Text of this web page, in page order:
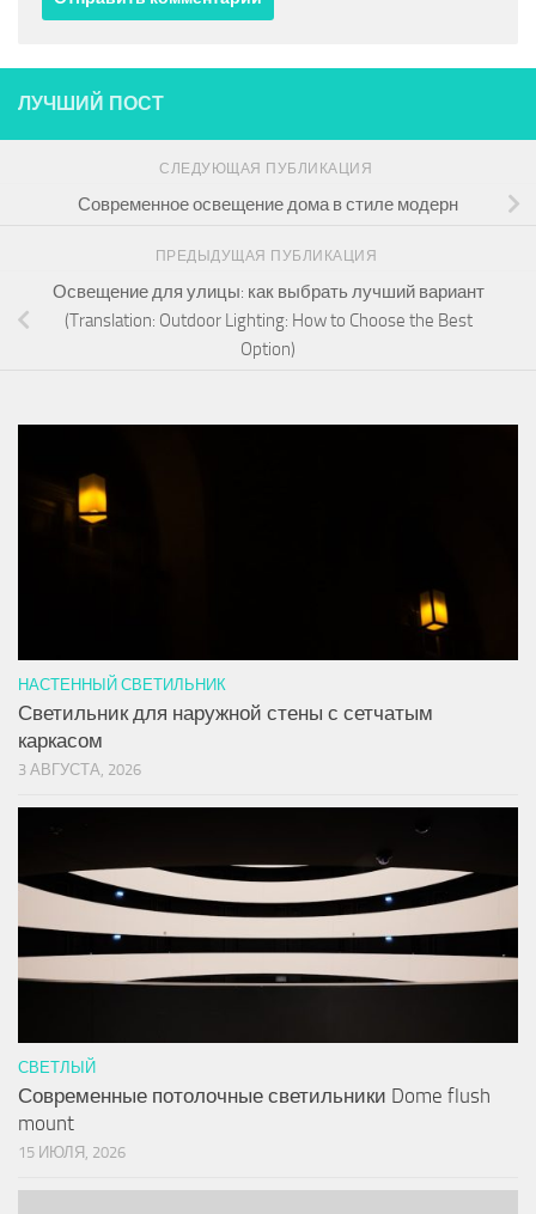
ЛУЧШИЙ ПОСТ
СЛЕДУЮЩАЯ ПУБЛИКАЦИЯ
Современное освещение дома в стиле модерн
ПРЕДЫДУЩАЯ ПУБЛИКАЦИЯ
Освещение для улицы: как выбрать лучший вариант
(Translation: Outdoor Lighting: How to Choose the Best
Option)
НАСТЕННЫЙ СВЕТИЛЬНИК
Светильник для наружной стены с сетчатым
каркасом
3 АВГУСТА, 2026
СВЕТЛЫЙ
Современные потолочные светильники Dome flush
mount
15 ИЮЛЯ, 2026